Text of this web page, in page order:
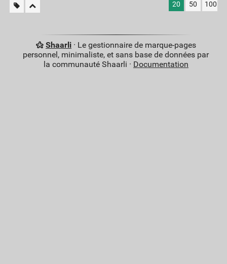
20 50 100
Shaarli· Le gestionnaire de marque-pages
personnel, minimaliste, et sans base de données par
la communauté Shaarli · Documentation